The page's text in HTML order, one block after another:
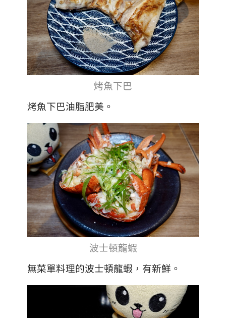
烤魚下巴
烤魚下巴油脂肥美。
波士頓龍蝦
無菜單料理的波士頓龍蝦，有新鮮。